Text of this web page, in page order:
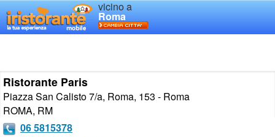
vicino a
Roma
Ristorante Paris
Piazza San Calisto 7/a, Roma, 153 - Roma
ROMA, RM
06 5815378